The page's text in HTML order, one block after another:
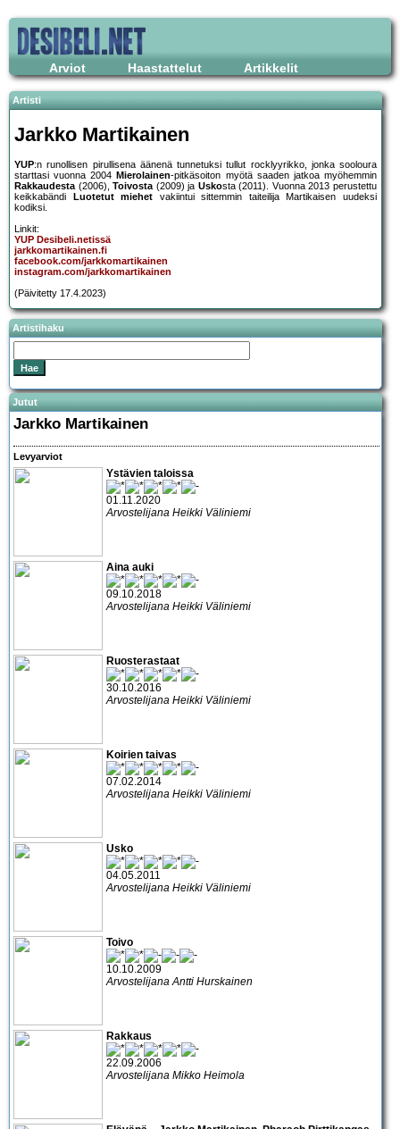
Arviot Haastattelut Artikkelit
Artisti
Jarkko Martikainen
YUP:n runollisen pirullisena äänenä tunnetuksi tullut rocklyyrikko, jonka sooloura
starttasi vuonna 2004 Mierolainen-pitkäsoiton myötä saaden jatkoa myöhemmin
Rakkaudesta(2006),Toivosta(2009) ja Uskosta (2011). Vuonna 2013 perustettu
keikkabändi
Luotetut miehet vakiintui sittemmin taiteilija Martikaisen uudeksi
kodiksi.
Linkit:
YUP Desibeli.netissä
jarkkomartikainen.fi
facebook.com/jarkkomartikainen
instagram.com/jarkkomartikainen
(Päivitetty 17.4.2023)
Artistihaku
Jutut
Jarkko Martikainen
Levyarviot
Ystävien taloissa
01.11.2020
Arvostelijana Heikki Väliniemi
Aina auki
09.10.2018
Arvostelijana Heikki Väliniemi
Ruosterastaat
30.10.2016
Arvostelijana Heikki Väliniemi
Koirien taivas
07.02.2014
Arvostelijana Heikki Väliniemi
Usko
04.05.2011
Arvostelijana Heikki Väliniemi
Toivo
10.10.2009
Arvostelijana Antti Hurskainen
Rakkaus
22.09.2006
Arvostelijana Mikko Heimola